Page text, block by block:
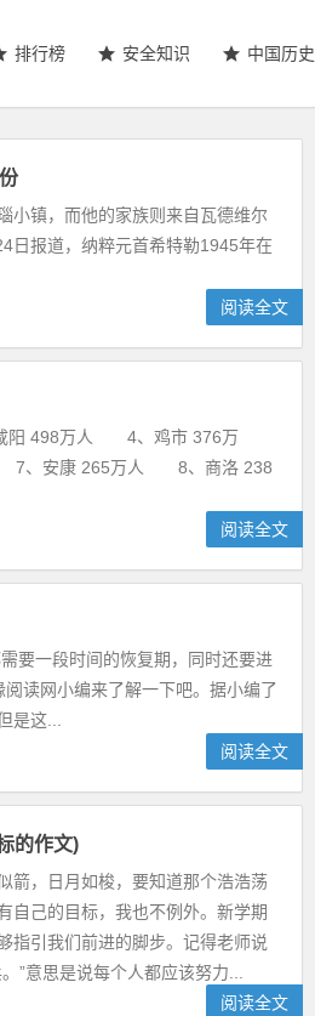
排行榜 安全知识 中国历史
小镇，而他的家族则来自瓦德维尔
报道，纳粹元首希特勒1945年在
阅读全文
498万人 4、鸡市 376万
安康 265万人 8、商洛 238
阅读全文
要一段时间的恢复期，同时还要进
读网小编来了解一下吧。据小编了
是这...
阅读全文
的作文)
箭，日月如梭，要知道那个浩浩荡
自己的目标，我也不例外。新学期
指引我们前进的脚步。记得老师说
”意思是说每个人都应该努力...
阅读全文